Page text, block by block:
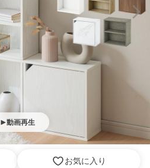
動画再生
お気に入り